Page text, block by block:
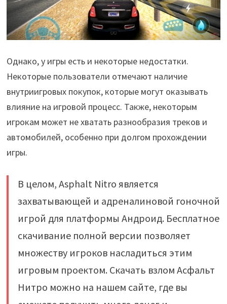
Однако, у игры есть и некоторые недостатки.
Некоторые пользователи отмечают наличие
внутриигровых покупок, которые могут оказывать
влияние на игровой процесс. Также, некоторым
игрокам может не хватать разнообразия треков и
автомобилей, особенно при долгом прохождении
игры.
В целом, Asphalt Nitro является
захватывающей и адреналиновой гоночной
игрой для платформы Андроид. Бесплатное
скачивание полной версии позволяет
множеству игроков насладиться этим
игровым проектом. Скачать взлом Асфальт
Нитро можно на нашем сайте, где вы